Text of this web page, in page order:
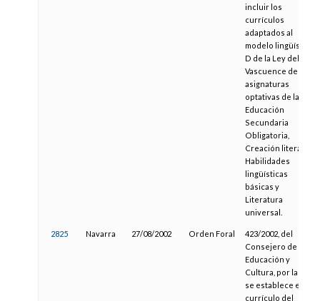
incluir los
currículos
adaptados al
modelo lingüístico
D de la Ley del
Vascuence de las
asignaturas
optativas de la
Educación
Secundaria
Obligatoria,
Creación literaria,
Habilidades
lingüísticas
básicas y
Literatura
universal.
2825 Navarra 27/08/2002 Orden Foral
423/2002, del
Consejero de
Educación y
Cultura, por la que
se establece el
currículo del